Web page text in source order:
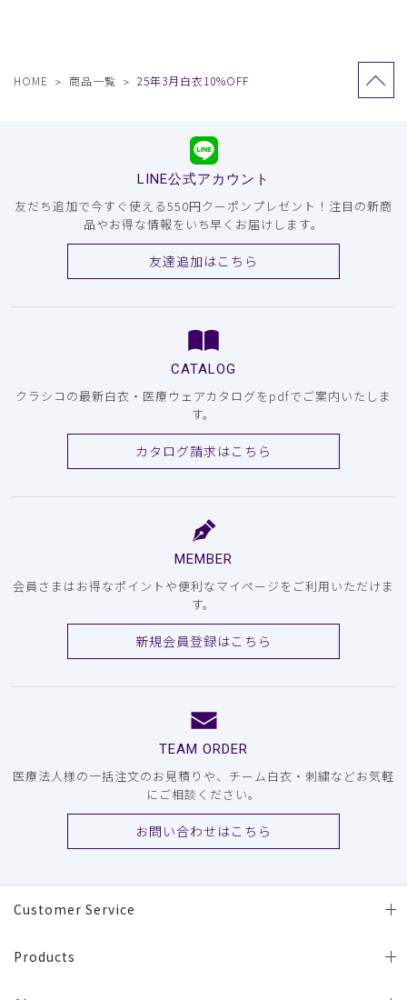
HOME 商品一覧 25年3月白衣10%OFF
LINE公式アカウント
友だち追加で今すぐ使える550円クーポンプレゼント！注目の新商
品やお得な情報をいち早くお届けします。
友達追加はこちら
CATALOG
クラシコの最新白衣・医療ウェアカタログをpdfでご案内いたしま
す。
カタログ請求はこちら
MEMBER
会員さまはお得なポイントや便利なマイページをご利用いただけま
す。
新規会員登録はこちら
TEAM ORDER
医療法人様の一括注文のお見積りや、チーム白衣・刺繍などお気軽
にご相談ください。
お問い合わせはこちら
Customer Service
Products